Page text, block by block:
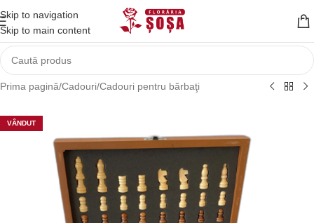
Skip to navigation
Skip to main content
Prima pagină/Cadouri/Cadouri pentru bărbaţi
VÂNDUT